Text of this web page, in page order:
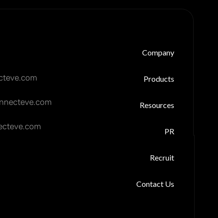
Company
Products
Resources
PR
Recruit
Contact Us